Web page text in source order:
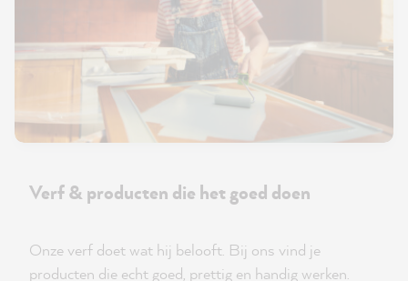
Verf & producten die het goed doen
Onze verf doet wat hij belooft. Bij ons vind je
producten die echt goed, prettig en handig werken.